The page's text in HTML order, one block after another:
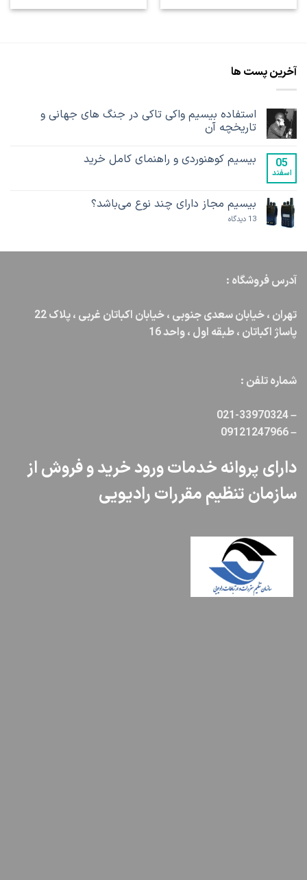
آخرین پست ها
استفاده بیسیم واکی تاکی در جنگ های جهانی و
تاریخچه آن
برای
استفاده
در
جنگ
های
تاریخچه
ثبت 05
اسفند
بیسیم کوهنوردی و راهنمای کامل خرید
بیسیم
کوهنوردی
و
راهنمای
نشده
بیسیم مجاز دارای چند نوع می‌باشد؟
13 دیدگاه برای
چند
آدرس فروشگاه :
تهران ، خیابان سعدی جنوبی ، خیابان اکباتان غربی ، پلاک 22
پاساژ اکباتان ، طبقه اول ، واحد 16
شماره تلفن :
–
021-33970324
–
دارای پروانه خدمات ورود خرید و فروش از
سازمان تنظیم مقررات رادیویی